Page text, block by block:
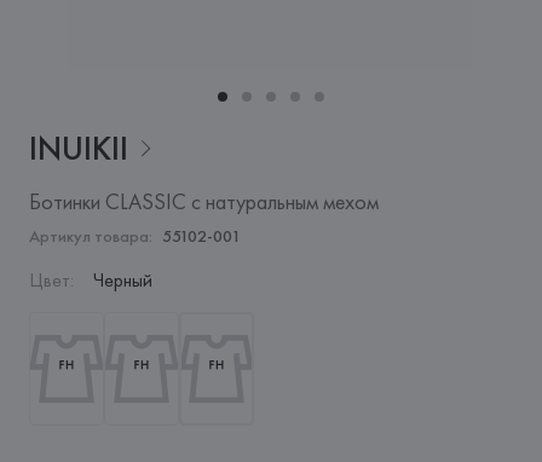
INUIKII
Ботинки CLASSIC с натуральным мехом
Артикул товара: 55102-001
Цвет: Черный